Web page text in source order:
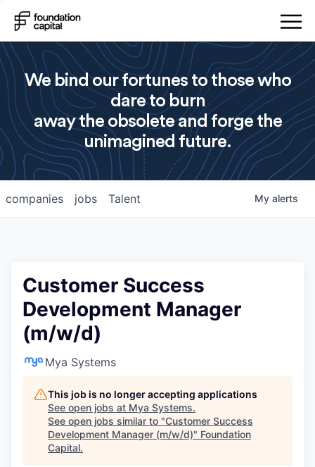
We bind our fortunes to those who
dare to burn
away the obsolete and forge the
unimagined future.
jobs
companies Talent My alerts
Customer Success
Development Manager
(m/w/d)
Mya Systems
This job is no longer accepting applications
See open jobs at Mya Systems.
See open jobs similar to "Customer Success
Development Manager (m/w/d)" Foundation
Capital.